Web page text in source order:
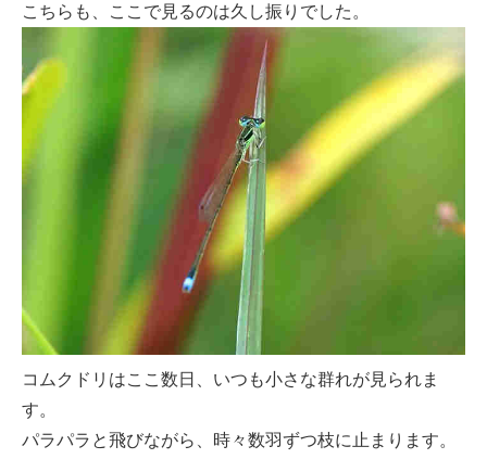
こちらも、ここで見るのは久し振りでした。
コムクドリはここ数日、いつも小さな群れが見られま
す。
パラパラと飛びながら、時々数羽ずつ枝に止まります。